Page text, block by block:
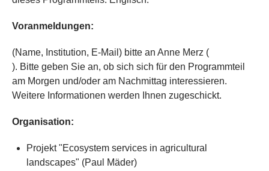
Voranmeldungen:
(Name, Institution, E-Mail) bitte an Anne Merz (
). Bitte geben Sie an, ob sich sich für den Programmteil
am Morgen und/oder am Nachmittag interessieren.
Weitere Informationen werden Ihnen zugeschickt.
Organisation:
Projekt "Ecosystem services in agricultural
landscapes" (Paul Mäder)